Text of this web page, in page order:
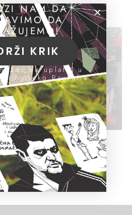
osoba zbog
droge
NAM DA
DA
KRIK
da uplatiš u
ili preko PayPal-a